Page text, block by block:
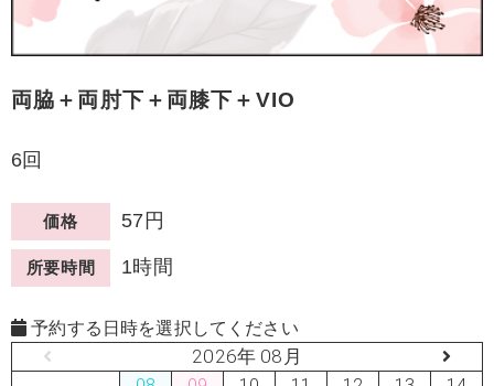
両脇＋両肘下＋両膝下＋VIO
6回
価格 57円
所要時間 1時間
予約する日時を選択してください
2026年 08月